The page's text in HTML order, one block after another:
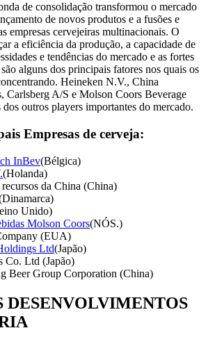
de consolidação transformou o mercado
de novos produtos e a fusões e
empresas cervejeiras multinacionais. O
a eficiência da produção, a capacidade de
e tendências do mercado e as fortes
alguns dos principais fatores nos quais os
Heineken N.V., China
Carlsberg A/S e Molson Coors Beverage
outros players importantes do mercado.
Empresas de cerveja:
InBev(Bélgica)
(Holanda)
da China (China)
Unido)
Molson Coors(NÓS.)
(EUA)
Ltd(Japão)
Ltd (Japão)
Beer Group Corporation (China)
DESENVOLVIMENTOS